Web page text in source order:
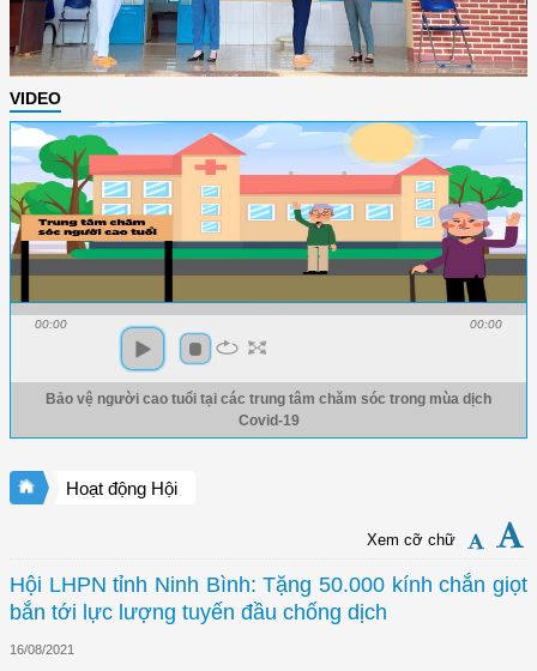
VIDEO
00:00 00:00
Bảo vệ người cao tuổi tại các trung tâm chăm sóc trong mùa dịch
Covid-19
Hoạt động Hội
Xem cỡ chữ
Hội LHPN tỉnh Ninh Bình: Tặng 50.000 kính chắn giọt
bắn tới lực lượng tuyến đầu chống dịch
16/08/2021